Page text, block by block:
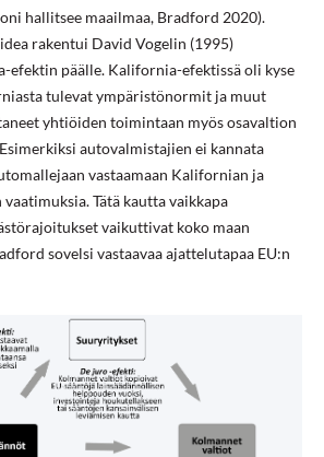
hallitsee maailmaa, Bradford 2020).
rakentui David Vogelin (1995)
efektin päälle. Kalifornia-efektissä oli kyse
tulevat ympäristönormit ja muut
yhtiöiden toimintaan myös osavaltion
autovalmistajien ei kannata
vastaamaan Kalifornian ja
Tätä kautta vaikkapa
vaikuttivat koko maan
sovelsi vastaavaa ajattelutapaa EU:n